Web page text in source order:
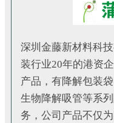
深圳金藤新材料科
装行业20年的港资
产品，有降解包装
生物降解吸管等系
务，公司产品不仅